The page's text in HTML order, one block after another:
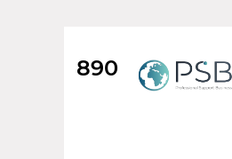
890